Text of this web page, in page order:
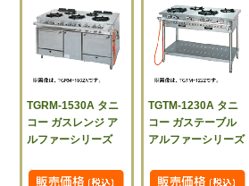
TGRM-1530A タニ
コー ガスレンジ ア
ルファーシリーズ
TGTM-1230A タニ
コー ガステーブル
アルファーシリーズ